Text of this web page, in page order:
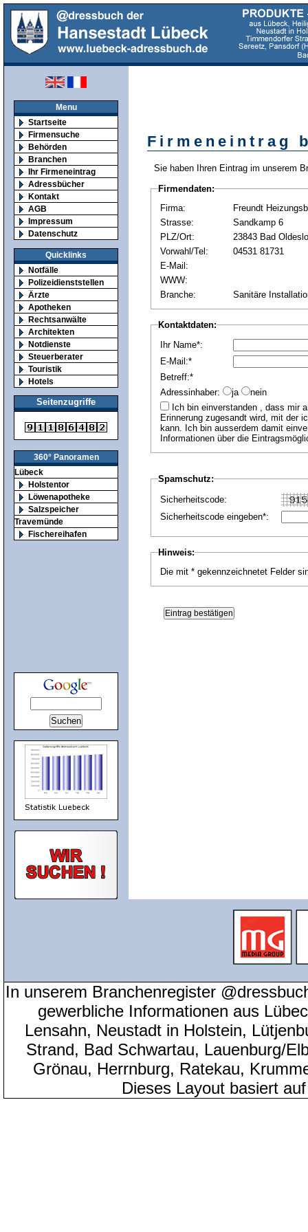
Menu
Startseite
Firmensuche
Behörden
Branchen
Ihr Firmeneintrag
Adressbücher
Kontakt
AGB
Impressum
Datenschutz
Quicklinks
Notfälle
Polizeidienststellen
Ärzte
Apotheken
Rechtsanwälte
Architekten
Notdienste
Steuerberater
Touristik
Hotels
Seitenzugriffe
360° Panoramen
Lübeck
Holstentor
Löwenapotheke
Salzspeicher
Travemünde
Fischereihafen
Firmeneintrag
Sie haben Ihren Eintrag im unserem
Firmendaten:
Firma:
Freundt
Strasse:
Sandkamp 6
PLZ/Ort:
23843 Bad
Vorwahl/Tel:
04531 81731
E-Mail:
WWW:
Branche:
Sanitäre
Kontaktdaten:
Ihr Name*:
E-Mail:*
Betreff:*
Adressinhaber:
ja
nein
Ich bin einverstanden , dass mir an die angegebene E-Mail Adresse jährlich eine
Erinnerung zugesandt wird, mit der
kann. Ich bin ausserdem damit
Informationen über die
Spamschutz:
Sicherheitscode:
Sicherheitscode eingeben*:
Hinweis:
Die mit * gekennzeichnetet Felder
In unserem Branchenregister
gewerbliche Informationen aus
Lensahn, Neustadt in Holstein,
Strand, Bad Schwartau, Lauenburg/
Grönau, Herrnburg, Ratekau,
Dieses Layout basiert